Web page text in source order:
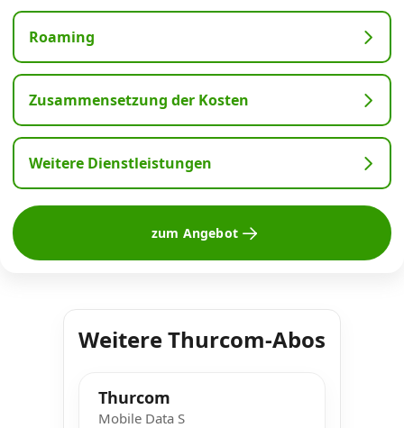
Roaming
Zusammensetzung der Kosten
Weitere Dienstleistungen
zum Angebot
Weitere Thurcom-Abos
Thurcom
Mobile Data S